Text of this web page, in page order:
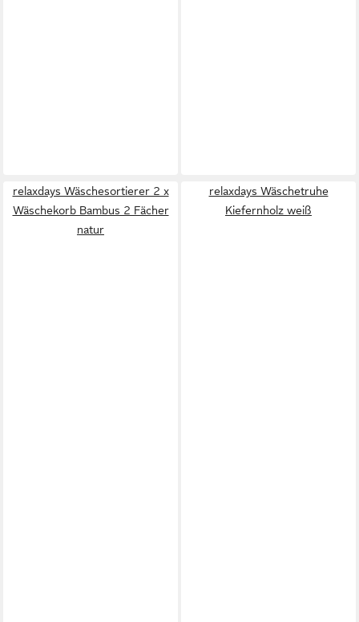
relaxdays Wäschesortierer 2 x
Wäschekorb Bambus 2 Fächer
natur
relaxdays Wäschetruhe
Kiefernholz weiß